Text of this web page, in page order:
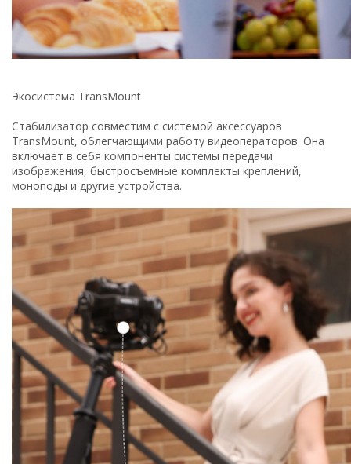
Экосистема TransMount
Стабилизатор совместим с системой аксессуаров
TransMount, облегчающими работу видеоператоров. Она
включает в себя компоненты системы передачи
изображения, быстросъемные комплекты креплений,
моноподы и другие устройства.